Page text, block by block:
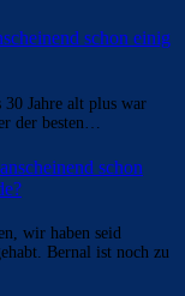
schon einig
Jahre alt plus war
der besten…
schon
wir haben seid
Bernal ist noch zu